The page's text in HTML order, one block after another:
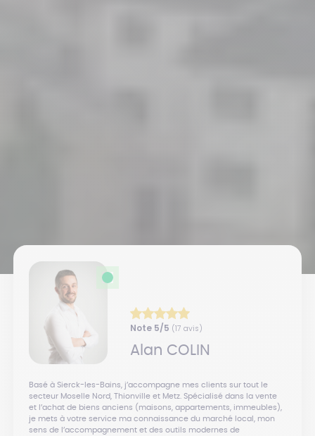
Note 5/5 (17 avis)
Alan COLIN
Basé à Sierck-les-Bains, j’accompagne mes clients sur tout le
secteur Moselle Nord, Thionville et Metz. Spécialisé dans la vente
et l’achat de biens anciens (maisons, appartements, immeubles),
je mets à votre service ma connaissance du marché local, mon
sens de l’accompagnement et des outils modernes de